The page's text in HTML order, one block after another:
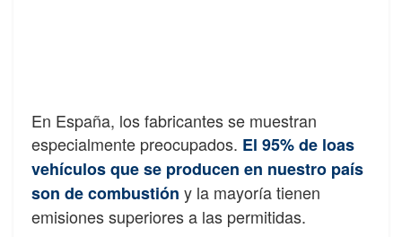
En España, los fabricantes se muestran
especialmente preocupados. El 95% de loas
vehículos que se producen en nuestro país
son de combustión y la mayoría tienen
emisiones superiores a las permitidas.